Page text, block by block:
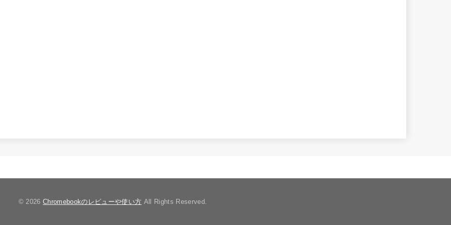
© 2026Chromebookのレビューや使い方 All Rights Reserved.